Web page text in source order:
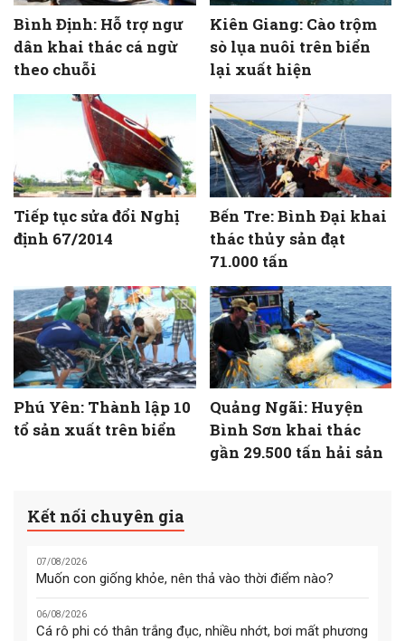
Bình Định: Hỗ trợ ngư
dân khai thác cá ngừ
theo chuỗi
Kiên Giang: Cào trộm
sò lụa nuôi trên biển
lại xuất hiện
Tiếp tục sửa đổi Nghị
định 67/2014
Bến Tre: Bình Đại khai
thác thủy sản đạt
71.000 tấn
Phú Yên: Thành lập 10
tổ sản xuất trên biển
Quảng Ngãi: Huyện
Bình Sơn khai thác
gần 29.500 tấn hải sản
Kết nối chuyên gia
07/08/2026
Muốn con giống khỏe, nên thả vào thời điểm nào?
06/08/2026
Cá rô phi có thân trắng đục, nhiều nhớt, bơi mất phương